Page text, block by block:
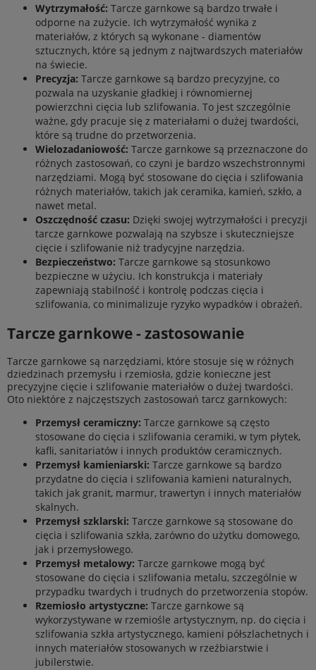
Wytrzymałość: Tarcze garnkowe są bardzo trwałe i
odporne na zużycie. Ich wytrzymałość wynika z
materiałów, z których są wykonane - diamentów
sztucznych, które są jednym z najtwardszych materiałów
na świecie.
Precyzja: Tarcze garnkowe są bardzo precyzyjne, co
pozwala na uzyskanie gładkiej i równomiernej
powierzchni cięcia lub szlifowania. To jest szczególnie
ważne, gdy pracuje się z materiałami o dużej twardości,
które są trudne do przetworzenia.
Wielozadaniowość: Tarcze garnkowe są przeznaczone do
różnych zastosowań, co czyni je bardzo wszechstronnymi
narzędziami. Mogą być stosowane do cięcia i szlifowania
różnych materiałów, takich jak ceramika, kamień, szkło, a
nawet metal.
Oszczędność czasu: Dzięki swojej wytrzymałości i precyzji
tarcze garnkowe pozwalają na szybsze i skuteczniejsze
cięcie i szlifowanie niż tradycyjne narzędzia.
Bezpieczeństwo: Tarcze garnkowe są stosunkowo
bezpieczne w użyciu. Ich konstrukcja i materiały
zapewniają stabilność i kontrolę podczas cięcia i
szlifowania, co minimalizuje ryzyko wypadków i obrażeń.
Tarcze garnkowe - zastosowanie
Tarcze garnkowe są narzędziami, które stosuje się w różnych
dziedzinach przemysłu i rzemiosła, gdzie konieczne jest
precyzyjne cięcie i szlifowanie materiałów o dużej twardości.
Oto niektóre z najczęstszych zastosowań tarcz garnkowych:
Przemysł ceramiczny: Tarcze garnkowe są często
stosowane do cięcia i szlifowania ceramiki, w tym płytek,
kafli, sanitariatów i innych produktów ceramicznych.
Przemysł kamieniarski: Tarcze garnkowe są bardzo
przydatne do cięcia i szlifowania kamieni naturalnych,
takich jak granit, marmur, trawertyn i innych materiałów
skalnych.
Przemysł szklarski: Tarcze garnkowe są stosowane do
cięcia i szlifowania szkła, zarówno do użytku domowego,
jak i przemysłowego.
Przemysł metalowy: Tarcze garnkowe mogą być
stosowane do cięcia i szlifowania metalu, szczególnie w
przypadku twardych i trudnych do przetworzenia stopów.
Rzemiosło artystyczne: Tarcze garnkowe są
wykorzystywane w rzemiośle artystycznym, np. do cięcia i
szlifowania szkła artystycznego, kamieni półszlachetnych i
innych materiałów stosowanych w rzeźbiarstwie i
jubilerstwie.